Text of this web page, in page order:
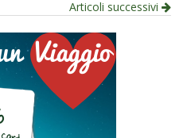
Articoli successivi